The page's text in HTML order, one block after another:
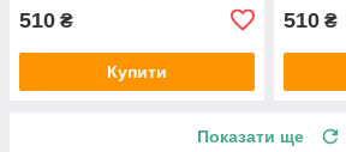
510 ₴
Купити
510 ₴
Показати ще